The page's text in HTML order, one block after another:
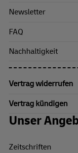
Newsletter
FAQ
Nachhaltigkeit
Vertrag widerrufen
Vertrag kündigen
Unser
Zeitschriften